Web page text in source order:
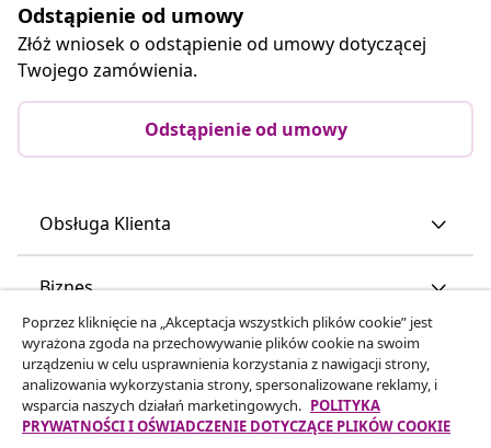
Odstąpienie od umowy
Złóż wniosek o odstąpienie od umowy dotyczącej
Twojego zamówienia.
Odstąpienie od umowy
Obsługa Klienta
Biznes
vidaXL
Odkryj więcej
Poprzez kliknięcie na „Akceptacja wszystkich plików cookie” jest
wyrażona zgoda na przechowywanie plików cookie na swoim
urządzeniu w celu usprawnienia korzystania z nawigacji strony,
analizowania wykorzystania strony, spersonalizowane reklamy, i
wsparcia naszych działań marketingowych. POLITYKA
PRYWATNOŚCI I OŚWIADCZENIE DOTYCZĄCE PLIKÓW COOKIE